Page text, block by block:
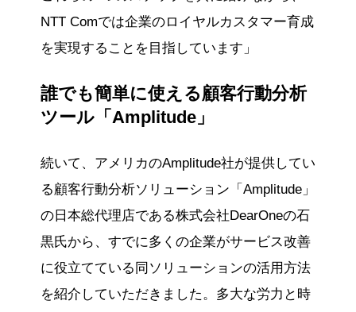
NTT Comでは企業のロイヤルカスタマー育成
を実現することを目指しています」
誰でも簡単に使える顧客行動分析
ツール「Amplitude」
続いて、アメリカのAmplitude社が提供してい
る顧客行動分析ソリューション「Amplitude」
の日本総代理店である株式会社DearOneの石
黒氏から、すでに多くの企業がサービス改善
に役立てている同ソリューションの活用方法
を紹介していただきました。多大な労力と時